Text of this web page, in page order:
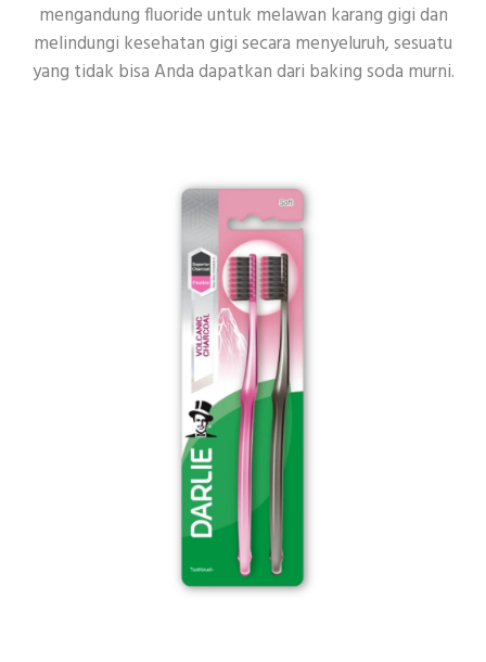
mengandung fluoride untuk melawan karang gigi dan
melindungi kesehatan gigi secara menyeluruh, sesuatu
yang tidak bisa Anda dapatkan dari baking soda murni.